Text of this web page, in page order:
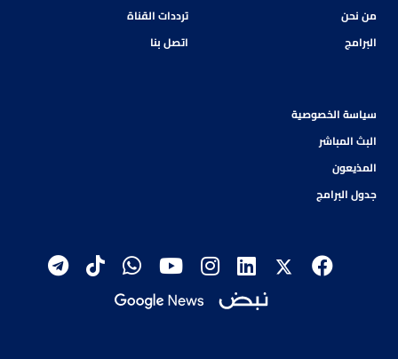
من نحن
البرامج
ترددات القناة
اتصل بنا
سياسة الخصوصية
البث المباشر
المذيعون
جدول البرامج